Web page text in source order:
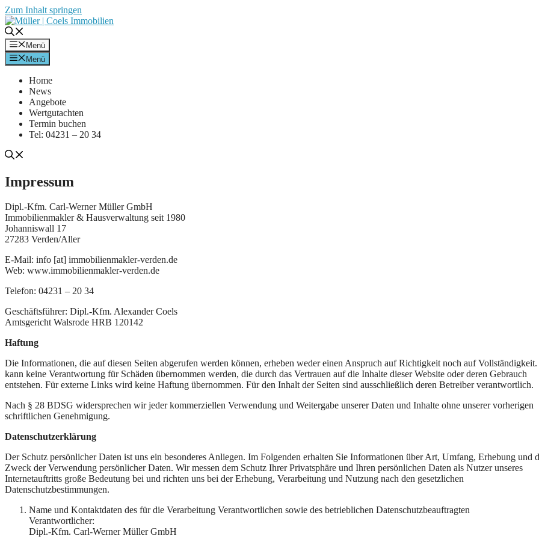
Zum Inhalt springen
Menü
Menü
Home
News
Angebote
Wertgutachten
Termin buchen
Tel: 04231 – 20 34
Impressum
Dipl.-Kfm. Carl-Werner Müller GmbH
Immobilienmakler & Hausverwaltung seit 1980
Johanniswall 17
27283 Verden/Aller
E-Mail: info [at] immobilienmakler-verden.de
Web: www.immobilienmakler-verden.de
Telefon: 04231 – 20 34
Geschäftsführer: Dipl.-Kfm. Alexander Coels
Amtsgericht Walsrode HRB 120142
Haftung
Die Informationen, die auf diesen Seiten abgerufen werden können, erheben weder einen Anspruch auf Richtigkeit noch auf Vollständigkeit.
kann keine Verantwortung für Schäden übernommen werden, die durch das Vertrauen auf die Inhalte dieser Website oder deren Gebrauch
entstehen. Für externe Links wird keine Haftung übernommen. Für den Inhalt der Seiten sind ausschließlich deren Betreiber verantwortlich.
Nach § 28 BDSG widersprechen wir jeder kommerziellen Verwendung und Weitergabe unserer Daten und Inhalte ohne unserer vorherigen
schriftlichen Genehmigung.
Datenschutzerklärung
Der Schutz persönlicher Daten ist uns ein besonderes Anliegen. Im Folgenden erhalten Sie Informationen über Art, Umfang, Erhebung und
Zweck der Verwendung persönlicher Daten. Wir messen dem Schutz Ihrer Privatsphäre und Ihren persönlichen Daten als Nutzer unseres
Internetauftritts große Bedeutung bei und richten uns bei der Erhebung, Verarbeitung und Nutzung nach den gesetzlichen
Datenschutzbestimmungen.
Name und Kontaktdaten des für die Verarbeitung Verantwortlichen sowie des betrieblichen Datenschutzbeauftragten
Verantwortlicher:
Dipl.-Kfm. Carl-Werner Müller GmbH